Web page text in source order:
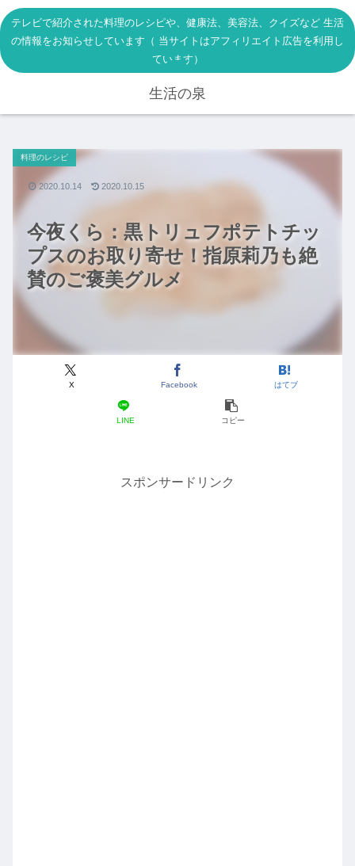
テレビで紹介された料理のレシピや、健康法、美容法、クイズなど 生活
の情報をお知らせしています（ 当サイトはアフィリエイト広告を利用し
ています）
生活の泉
今夜くら：黒トリュフポテトチッ
プスのお取り寄せ！指原莉乃も絶
賛のご褒美グルメ
料理のレシピ
X Facebook はてブ
LINE コピー
2020.10.14 2020.10.15
スポンサードリンク